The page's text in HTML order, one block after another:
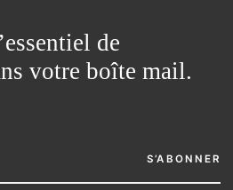
de
votre boîte mail.
S’ABONNER